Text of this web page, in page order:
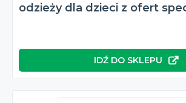
odzieży dla dzieci z ofert
IDŹ DO SKLEPU